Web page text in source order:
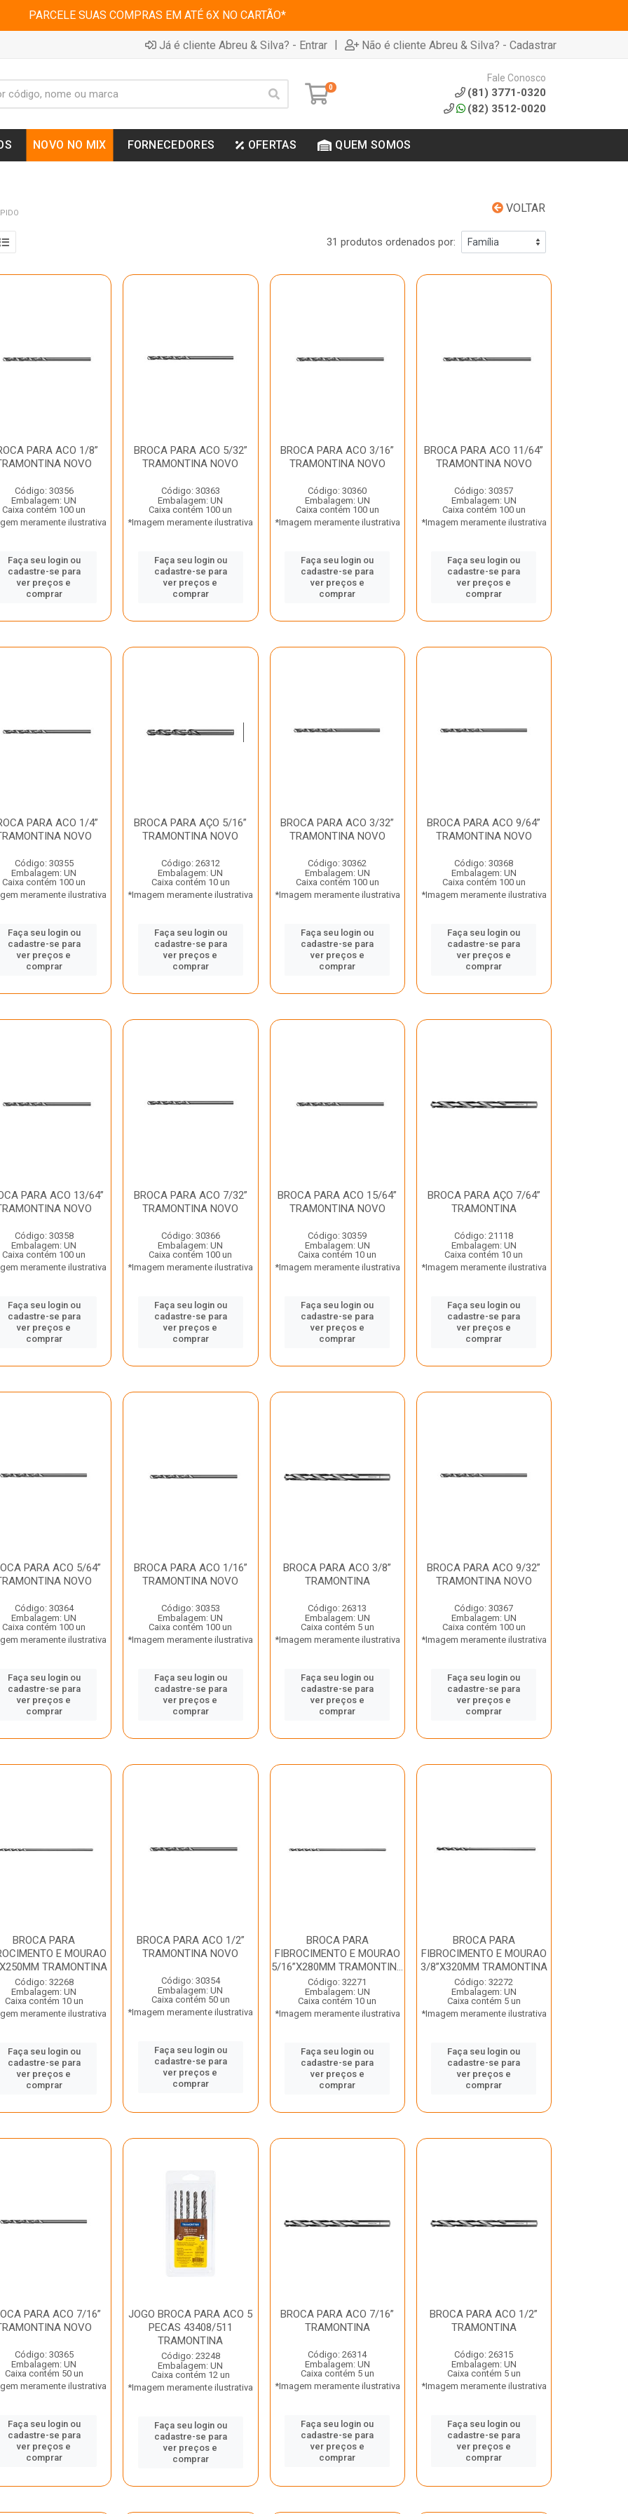
PARCELE SUAS COMPRAS EM ATÉ 6X NO CARTÃO*
Já é cliente Abreu & Silva? - Entrar | Não é cliente Abreu & Silva? - Cadastrar
0
Fale Conosco
(81) 3771-0320
(82) 3512-0020
NOVO NO MIX FORNECEDORES OFERTAS QUEM SOMOS
VOLTAR
31 produtos ordenados por:
PARA ACO 1/8”
NOVO
Código: 30356
Embalagem: UN
Caixa contém 100 un
meramente ilustrativa
Faça seu login ou
cadastre-se para
ver preços e
comprar
BROCA PARA ACO 5/32”
TRAMONTINA NOVO
Código: 30363
Embalagem: UN
Caixa contém 100 un
*Imagem meramente ilustrativa
Faça seu login ou
cadastre-se para
ver preços e
comprar
BROCA PARA ACO 3/16”
TRAMONTINA NOVO
Código: 30360
Embalagem: UN
Caixa contém 100 un
*Imagem meramente ilustrativa
Faça seu login ou
cadastre-se para
ver preços e
comprar
BROCA PARA ACO 11/64”
TRAMONTINA NOVO
Código: 30357
Embalagem: UN
Caixa contém 100 un
*Imagem meramente ilustrativa
Faça seu login ou
cadastre-se para
ver preços e
comprar
PARA ACO 1/4”
NOVO
Código: 30355
Embalagem: UN
Caixa contém 100 un
meramente ilustrativa
Faça seu login ou
cadastre-se para
ver preços e
comprar
BROCA PARA AÇO 5/16”
TRAMONTINA NOVO
Código: 26312
Embalagem: UN
Caixa contém 10 un
*Imagem meramente ilustrativa
Faça seu login ou
cadastre-se para
ver preços e
comprar
BROCA PARA ACO 3/32”
TRAMONTINA NOVO
Código: 30362
Embalagem: UN
Caixa contém 100 un
*Imagem meramente ilustrativa
Faça seu login ou
cadastre-se para
ver preços e
comprar
BROCA PARA ACO 9/64”
TRAMONTINA NOVO
Código: 30368
Embalagem: UN
Caixa contém 100 un
*Imagem meramente ilustrativa
Faça seu login ou
cadastre-se para
ver preços e
comprar
PARA ACO 13/64”
NOVO
Código: 30358
Embalagem: UN
Caixa contém 100 un
meramente ilustrativa
Faça seu login ou
cadastre-se para
ver preços e
comprar
BROCA PARA ACO 7/32”
TRAMONTINA NOVO
Código: 30366
Embalagem: UN
Caixa contém 100 un
*Imagem meramente ilustrativa
Faça seu login ou
cadastre-se para
ver preços e
comprar
BROCA PARA ACO 15/64”
TRAMONTINA NOVO
Código: 30359
Embalagem: UN
Caixa contém 10 un
*Imagem meramente ilustrativa
Faça seu login ou
cadastre-se para
ver preços e
comprar
BROCA PARA AÇO 7/64”
TRAMONTINA
Código: 21118
Embalagem: UN
Caixa contém 10 un
*Imagem meramente ilustrativa
Faça seu login ou
cadastre-se para
ver preços e
comprar
PARA ACO 5/64”
NOVO
Código: 30364
Embalagem: UN
Caixa contém 100 un
meramente ilustrativa
Faça seu login ou
cadastre-se para
ver preços e
comprar
BROCA PARA ACO 1/16”
TRAMONTINA NOVO
Código: 30353
Embalagem: UN
Caixa contém 100 un
*Imagem meramente ilustrativa
Faça seu login ou
cadastre-se para
ver preços e
comprar
BROCA PARA ACO 3/8”
TRAMONTINA
Código: 26313
Embalagem: UN
Caixa contém 5 un
*Imagem meramente ilustrativa
Faça seu login ou
cadastre-se para
ver preços e
comprar
BROCA PARA ACO 9/32”
TRAMONTINA NOVO
Código: 30367
Embalagem: UN
Caixa contém 100 un
*Imagem meramente ilustrativa
Faça seu login ou
cadastre-se para
ver preços e
comprar
BROCA PARA
E MOURAO
TRAMONTINA
Código: 32268
Embalagem: UN
Caixa contém 10 un
meramente ilustrativa
Faça seu login ou
cadastre-se para
ver preços e
comprar
BROCA PARA ACO 1/2”
TRAMONTINA NOVO
Código: 30354
Embalagem: UN
Caixa contém 50 un
*Imagem meramente ilustrativa
Faça seu login ou
cadastre-se para
ver preços e
comprar
BROCA PARA
FIBROCIMENTO E MOURAO
5/16”X280MM TRAMONTIN...
Código: 32271
Embalagem: UN
Caixa contém 10 un
*Imagem meramente ilustrativa
Faça seu login ou
cadastre-se para
ver preços e
comprar
BROCA PARA
FIBROCIMENTO E MOURAO
3/8”X320MM TRAMONTINA
Código: 32272
Embalagem: UN
Caixa contém 5 un
*Imagem meramente ilustrativa
Faça seu login ou
cadastre-se para
ver preços e
comprar
PARA ACO 7/16”
NOVO
Código: 30365
Embalagem: UN
Caixa contém 50 un
meramente ilustrativa
Faça seu login ou
cadastre-se para
ver preços e
comprar
JOGO BROCA PARA ACO 5
PECAS 43408/511
TRAMONTINA
Código: 23248
Embalagem: UN
Caixa contém 12 un
*Imagem meramente ilustrativa
Faça seu login ou
cadastre-se para
ver preços e
comprar
BROCA PARA ACO 7/16”
TRAMONTINA
Código: 26314
Embalagem: UN
Caixa contém 5 un
*Imagem meramente ilustrativa
Faça seu login ou
cadastre-se para
ver preços e
comprar
BROCA PARA ACO 1/2”
TRAMONTINA
Código: 26315
Embalagem: UN
Caixa contém 5 un
*Imagem meramente ilustrativa
Faça seu login ou
cadastre-se para
ver preços e
comprar